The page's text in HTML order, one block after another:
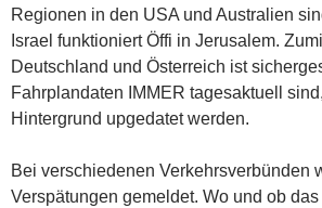
Regionen in den USA und Australien
Israel funktioniert Öffi in Jerusalem.
Deutschland und Österreich ist
Fahrplandaten IMMER tagesaktuell
Hintergrund upgedatet werden.
Bei verschiedenen Verkehrsverbünden
Verspätungen gemeldet. Wo und ob